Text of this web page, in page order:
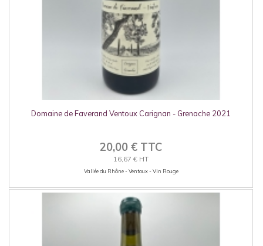
Domaine de Faverand Ventoux Carignan - Grenache 2021
20,00 € TTC
16,67 € HT
Vallée du Rhône - Ventoux - Vin Rouge